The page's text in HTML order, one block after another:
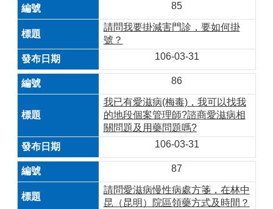
85
請問我要掛減害門診，要如何掛
號？
106-03-31
86
我已有愛滋病(梅毒)，我可以找我
的地段個案管理師?諮商愛滋病相
關問題及用藥問題嗎?
106-03-31
87
請問愛滋病慢性病處方箋，在林中
昆（昆明）院區領藥方式及時間？